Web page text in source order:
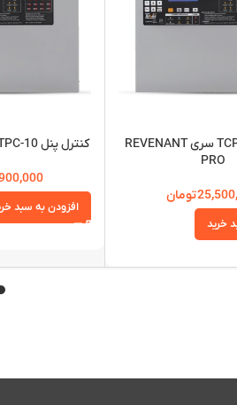
کنترل پنل TCP-8 سری REVENANT
PRO
تومان
خرید
کنترل پنل TPC-10 سری REVENANT
افزودن به سبد